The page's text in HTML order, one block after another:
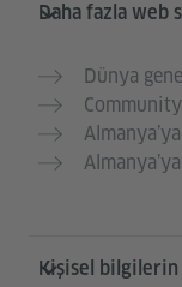
Daha fazla web
Dünya
Kişisel